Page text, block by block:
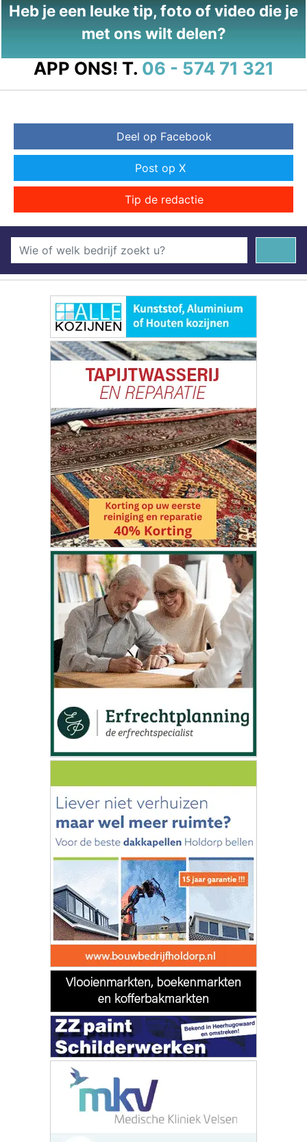
Heb je een leuke tip, foto of video die je
met ons wilt delen?
APP ONS! T. 06 - 574 71 321
Deel op Facebook
Post op X
Tip de redactie